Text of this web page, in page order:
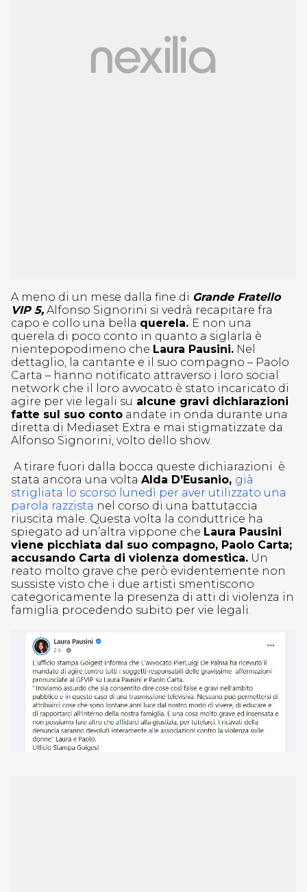
A meno di un mese dalla fine di Grande Fratello
VIP 5, Alfonso Signorini si vedrà recapitare fra
capo e collo una bella querela. E non una
querela di poco conto in quanto a siglarla è
nientepopodimeno che Laura Pausini. Nel
dettaglio, la cantante e il suo compagno – Paolo
Carta – hanno notificato attraverso i loro social
network che il loro avvocato è stato incaricato di
agire per vie legali su alcune gravi dichiarazioni
fatte sul suo conto andate in onda durante una
diretta di Mediaset Extra e mai stigmatizzate da
Alfonso Signorini, volto dello show.
A tirare fuori dalla bocca queste dichiarazioni è
stata ancora una volta Alda D’Eusanio, già
strigliata lo scorso lunedì per aver utilizzato una
parola razzista nel corso di una battutaccia
riuscita male. Questa volta la conduttrice ha
spiegato ad un’altra vippone che Laura Pausini
viene picchiata dal suo compagno, Paolo Carta;
accusando Carta di violenza domestica. Un
reato molto grave che però evidentemente non
sussiste visto che i due artisti smentiscono
categoricamente la presenza di atti di violenza in
famiglia procedendo subito per vie legali.